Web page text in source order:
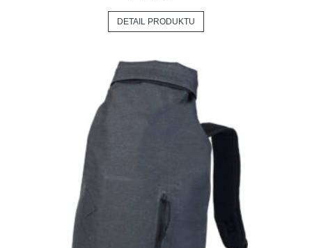
DETAIL PRODUKTU